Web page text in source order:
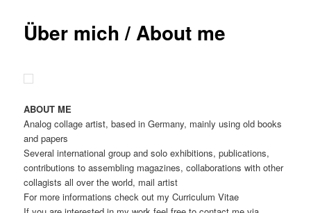
Über mich / About me
ABOUT ME
Analog collage artist, based in Germany, mainly using old books
and papers
Several international group and solo exhibitions, publications,
contributions to assembling magazines, collaborations with other
collagists all over the world, mail artist
For more informations check out my Curriculum Vitae